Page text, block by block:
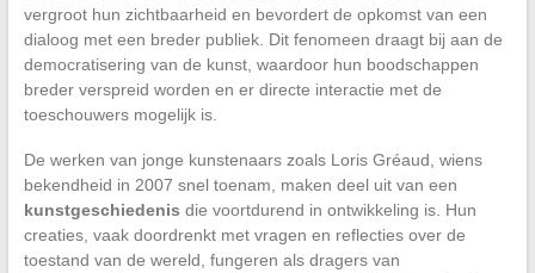
vergroot hun zichtbaarheid en bevordert de opkomst van een
dialoog met een breder publiek. Dit fenomeen draagt bij aan de
democratisering van de kunst, waardoor hun boodschappen
breder verspreid worden en er directe interactie met de
toeschouwers mogelijk is.
De werken van jonge kunstenaars zoals Loris Gréaud, wiens
bekendheid in 2007 snel toenam, maken deel uit van een
kunstgeschiedenis die voortdurend in ontwikkeling is. Hun
creaties, vaak doordrenkt met vragen en reflecties over de
toestand van de wereld, fungeren als dragers van